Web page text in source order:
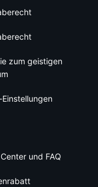
zum geistigen
und FAQ